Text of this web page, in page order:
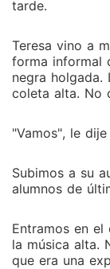
tarde.
Teresa vino a
forma informal
negra holgada.
coleta alta. No
"Vamos", le dije
Subimos a su
alumnos de
Entramos en
la música alta.
que era una